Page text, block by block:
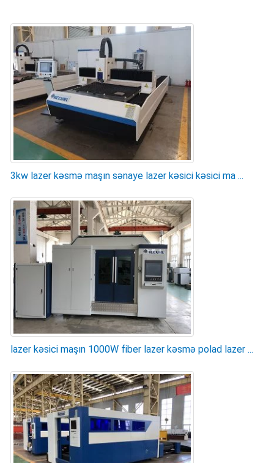
3kw lazer kəsmə maşın sənaye lazer kəsici kəsici ma ...
lazer kəsici maşın 1000W fiber lazer kəsmə polad lazer ...